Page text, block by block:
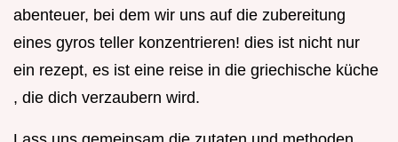
abenteuer, bei dem wir uns auf die zubereitung
eines gyros teller konzentrieren! dies ist nicht nur
ein rezept, es ist eine reise in die griechische küche
, die dich verzaubern wird.